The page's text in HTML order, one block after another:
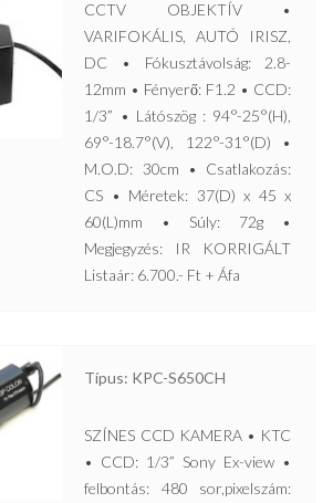
CCTV OBJEKTÍV •
VARIFOKÁLIS, AUTÓ IRISZ,
DC • Fókusztávolság: 2.8-
12mm • Fényerő: F1.2 • CCD:
1/3” • Látószög : 94°-25°(H),
69°-18.7°(V), 122°-31°(D) •
M.O.D: 30cm • Csatlakozás:
CS • Méretek: 37(D) x 45 x
60(L)mm • Súly: 72g •
Megjegyzés: IR KORRIGÁLT
Listaár: 6.700.- Ft + Áfa
Típus: KPC-S650CH
SZÍNES CCD KAMERA • KTC
• CCD: 1/3” Sony Ex-view •
felbontás: 480 sor,pixelszám: